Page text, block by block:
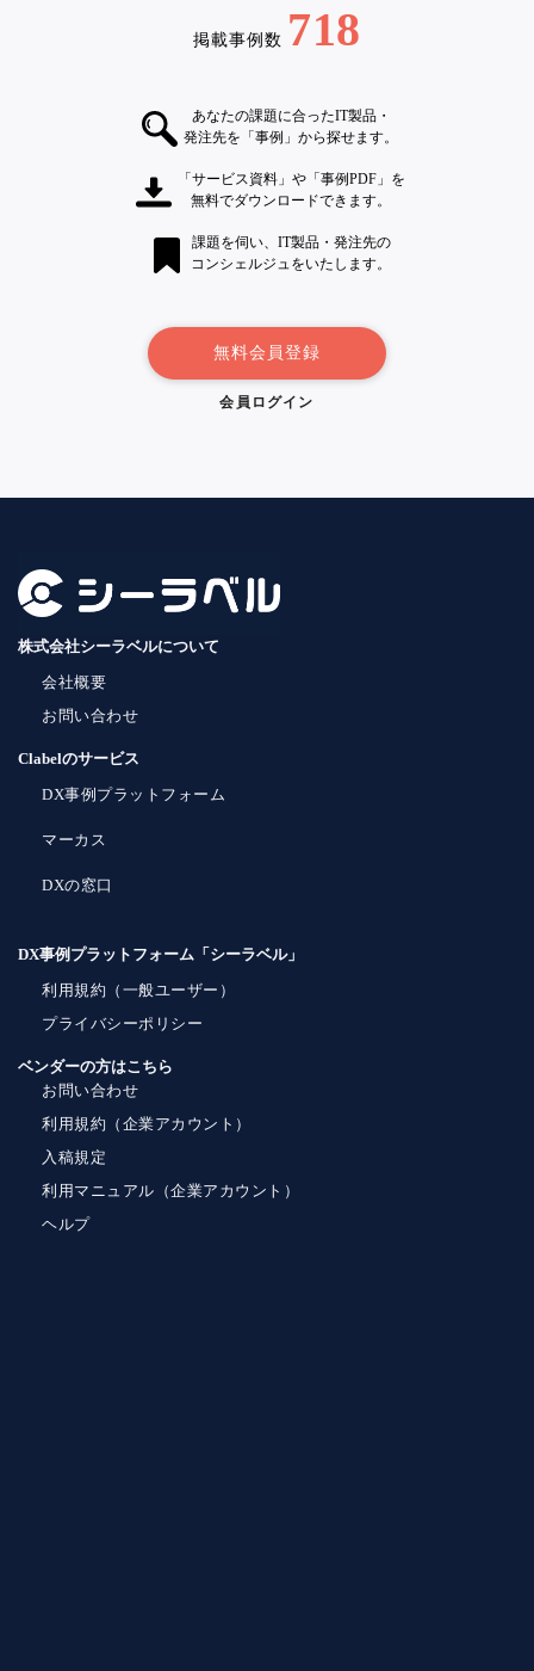
掲載事例数 718
あなたの課題に合ったIT製品・
発注先を「事例」から探せます。
「サービス資料」や「事例PDF」を
無料でダウンロードできます。
課題を伺い、IT製品・発注先の
コンシェルジュをいたします。
無料会員登録
会員ログイン
株式会社シーラベルについて
会社概要
お問い合わせ
Clabelのサービス
DX事例プラットフォーム
マーカス
DXの窓口
DX事例プラットフォーム「シーラベル」
利用規約（一般ユーザー）
プライバシーポリシー
ベンダーの方はこちら
お問い合わせ
利用規約（企業アカウント）
入稿規定
利用マニュアル（企業アカウント）
ヘルプ